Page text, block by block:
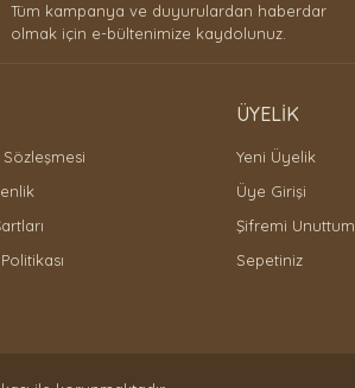
Tüm kampanya ve duyurulardan haberdar
olmak için e-bültenimize kaydolunuz.
Sözleşmesi
ÜYELİK
Yeni Üyelik
Üye Girişi
Şifremi Unuttum
Sepetiniz